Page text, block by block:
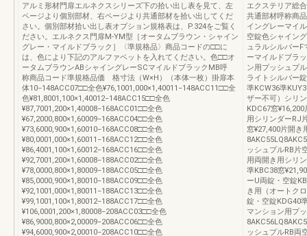
アルミ形材門扉エルネクスシリーズ下の拾い出し表を見て、左
ページより個別部材、右ページより共通部材を拾い出してくだ
さい。個別部材拾い出し表オプション規格表は、P.324をご覧く
ださい。エルネクス門扉M-YM型［オータムブラウン・シャイン
グレー・マイルドブラック］〈準規格品〉商品コードの□□に
は、色により下記のアルファベットを入れてください。色□□オ
ータムブラウンABシャイングレーSCマイルドブラックMB呼
称商品コード準規格品価 格寸法（W×H）（本体一枚）掛扉本
体10−148ACC07□□全色¥76,1001,000×1,40011−148ACC11□□全
色¥81,8001,100×1,40012−148ACC15□□全色
¥87,7001,200×1,40008−168ACC01□□全色
¥67,2000,800×1,60009−168ACC04□□全色
¥73,6000,900×1,60010−168ACC08□□全色
¥80,0001,000×1,60011−168ACC12□□全色
¥86,4001,100×1,60012−168ACC16□□全色
¥92,7001,200×1,60008−188ACC02□□全色
¥78,0000,800×1,80009−188ACC05□□全色
¥85,0000,900×1,80010−188ACC09□□全色
¥92,1001,000×1,80011−188ACC13□□全色
¥99,1001,100×1,80012−188ACC17□□全色
¥106,0001,200×1,80008−208ACC03□□全色
¥86,9000,800×2,00009−208ACC06□□全色
¥94,6000,900×2,00010−208ACC10□□全色
エクステリア総
共通部材呼称商
イングレーマイ
空錠色シャイン
ュラルシルバー
ーマイルドブラ
ン用プッシュプ
ライトシルバー
準KCW36準
ザー不可）シリ
KDC67窓
用シリンダーRJ
窓¥27,400片開き
ッシュプルRB片
用両開き用シリ
準KBC38窓
ーU両錠・空錠
き用（オートク
錠・空錠KDG40
マンション用プ
ッシュプルRB両